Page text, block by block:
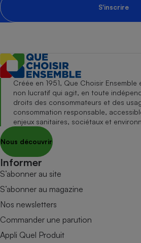
S'inscrire
Créée en 1951, Que Choisir
non lucratif qui agit, en toute
droits des consommateurs et des
consommation responsable,
enjeux sanitaires, sociétaux et
Nous découvrir
Informer
S’abonner au site
S’abonner au magazine
Nos newsletters
Commander une parution
Appli Quel Produit